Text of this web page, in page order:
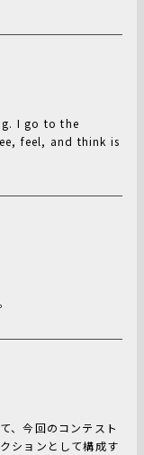
I go to the
feel, and think is
、今回のコンテスト
ションとして構成す